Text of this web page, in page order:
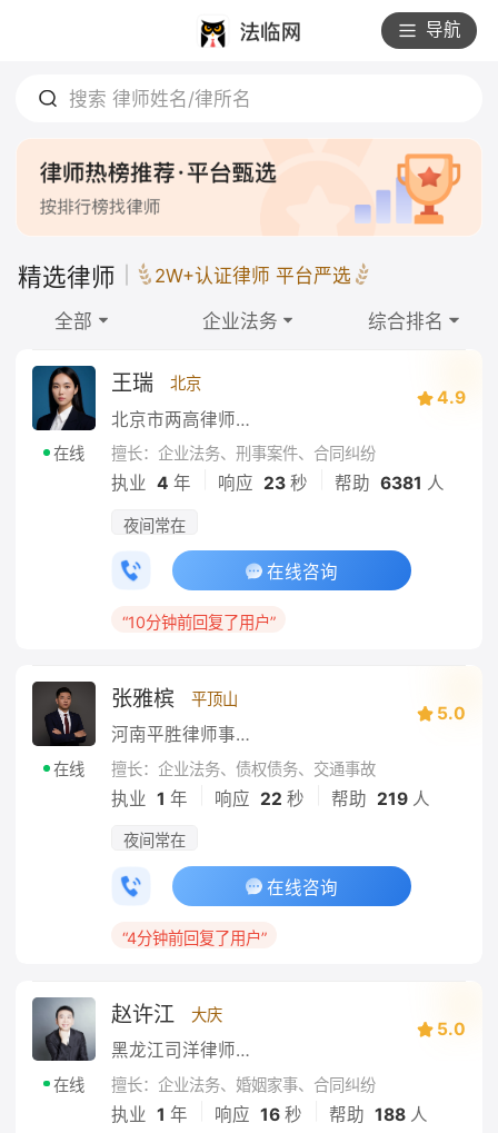
导航
搜索 律师姓名/律所名
精选律师 2W+认证律师 平台严选
全部 企业法务 综合排名
在线
王瑞 北京
北京市两高律师事务所
4.9
擅长：企业法务、刑事案件、合同纠纷
执业 4 年 响应 23秒 帮助 6381 人
夜间常在
在线咨询
“10分钟前回复了用户”
在线
张雅槟 平顶山
河南平胜律师事务所
5.0
擅长：企业法务、债权债务、交通事故
执业 1 年 响应 22 秒 帮助 219人
夜间常在
在线咨询
“4分钟前回复了用户”
在线
赵许江 大庆
黑龙江司洋律师事务所
5.0
擅长：企业法务、婚姻家事、合同纠纷
执业 1 年 响应 16秒 帮助 188人